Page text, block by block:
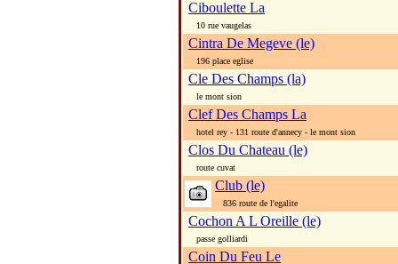
Ciboulette La
10 rue vaugelas
Cintra De Megeve (le)
196 place eglise
Cle Des Champs (la)
le mont sion
Clef Des Champs La
hotel rey - 131 route d'annecy - le mont sion
Clos Du Chateau (le)
route cuvat
Club (le)
836 route de l'egalite
Cochon A L Oreille (le)
passe golliardi
Coin Du Feu Le